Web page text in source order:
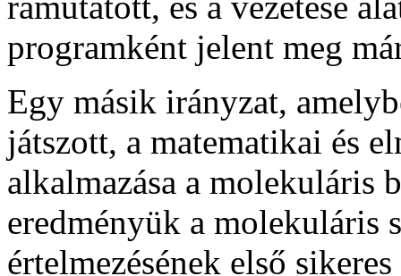
programként jelent meg
Egy másik irányzat,
játszott, a matematikai és
alkalmazása a
eredményük a molekuláris
értelmezésének első